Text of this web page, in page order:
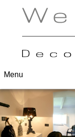
Menu